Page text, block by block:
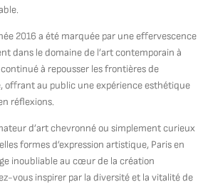
2016 a été marquée par une effervescence
dans le domaine de l’art contemporain à
à repousser les frontières de
offrant au public une expérience esthétique
réflexions.
d’art chevronné ou simplement curieux
formes d’expression artistique, Paris en
inoubliable au cœur de la création
vous inspirer par la diversité et la vitalité de